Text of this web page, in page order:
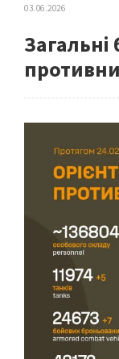
03.06.2026
Загальні